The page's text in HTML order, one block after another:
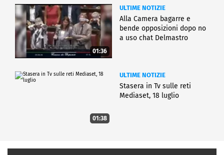
01:36
ULTIME NOTIZIE
Alla Camera bagarre e
bende opposizioni dopo no
a uso chat Delmastro
01:38
ULTIME NOTIZIE
Stasera in Tv sulle reti
Mediaset, 18 luglio